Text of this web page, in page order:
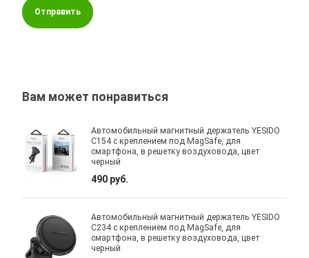
Отправить
Вам может понравиться
Автомобильный магнитный держатель YESIDO
C154 с креплением под MagSafe, для
смартфона, в решетку воздуховода, цвет
черный
490 руб.
Автомобильный магнитный держатель YESIDO
C234 с креплением под MagSafe, для
смартфона, в решетку воздуховода, цвет
черный